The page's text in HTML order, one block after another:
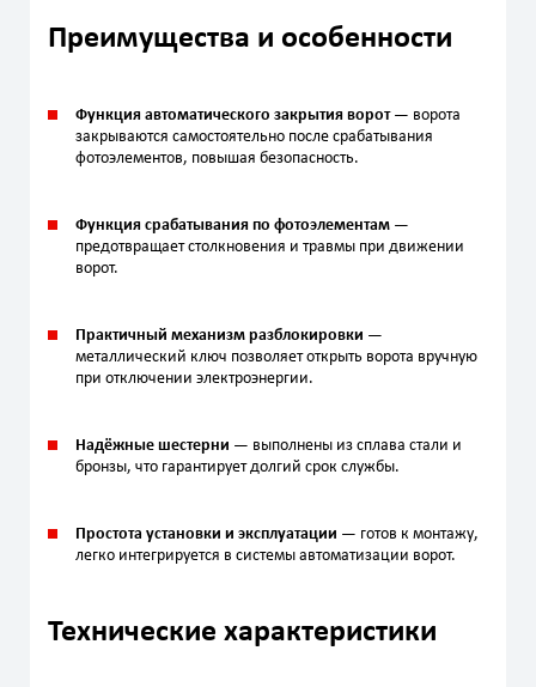
Преимущества и особенности
Функция автоматического закрытия ворот— ворота
закрываются самостоятельно после срабатывания
фотоэлементов, повышая безопасность.
Функция срабатывания по фотоэлементам —
предотвращает столкновения и травмы при движении
ворот.
Практичный механизм разблокировки —
металлический ключ позволяет открыть ворота вручную
при отключении электроэнергии.
Надёжные шестерни — выполнены из сплава стали и
бронзы, что гарантирует долгий срок службы.
Простота установки и эксплуатации — готов к монтажу,
легко интегрируется в системы автоматизации ворот.
Технические характеристики